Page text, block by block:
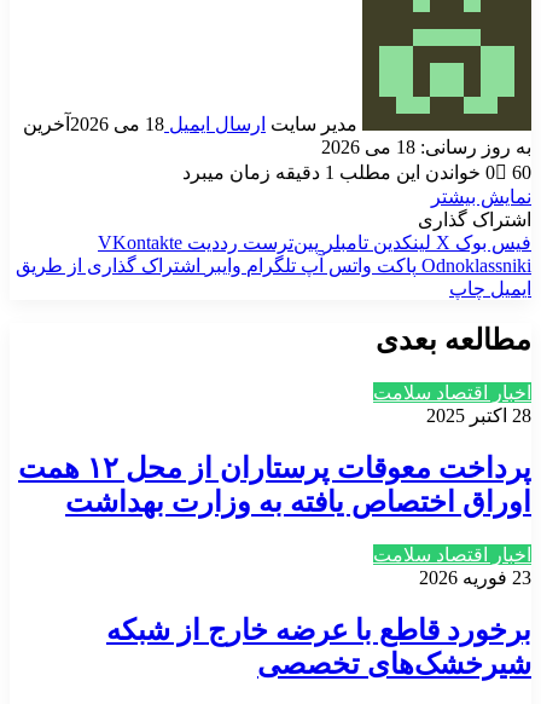
مدیر سایت ارسال ایمیل 18 می 2026
آخرین
به روز رسانی: 18 می 2026
0
60
خواندن این مطلب 1 دقیقه زمان میبرد
نمایش بیشتر
اشتراک گذاری
فیس بوک X لینکدین ‫تامبلر ‫پین‌ترست ‫رددیت ‫VKontakte
‫Odnoklassniki پاکت واتس آپ تلگرام وایبر
اشتراک گذاری از طریق
ایمیل چاپ
مطالعه بعدی
اخبار اقتصاد سلامت
28 اکتبر 2025
پرداخت معوقات پرستاران از محل ۱۲ همت
اوراق اختصاص یافته به وزارت بهداشت
اخبار اقتصاد سلامت
23 فوریه 2026
برخورد قاطع با عرضه خارج از شبکه
شیرخشک‌های تخصصی